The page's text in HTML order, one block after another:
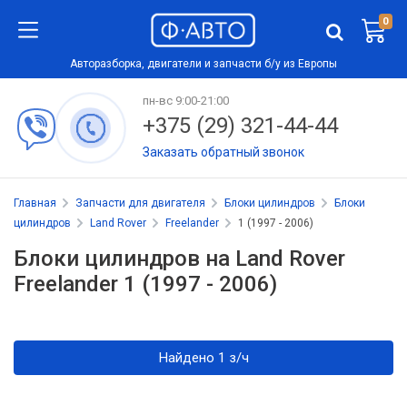
0
Авторазборка, двигатели и запчасти б/у из Европы
пн-вс 9:00-21:00
+375 (29) 321-44-44
Заказать обратный звонок
Главная Запчасти для двигателя Блоки цилиндров
Блоки
цилиндров
Land Rover Freelander 1 (1997 - 2006)
Блоки цилиндров на Land Rover
Freelander 1 (1997 - 2006)
Найдено 1 з/ч